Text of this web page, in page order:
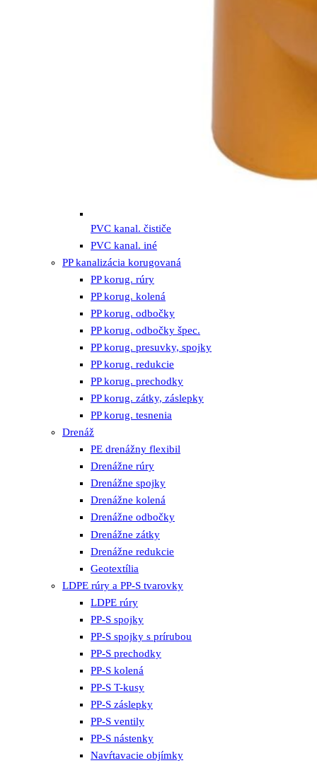
PVC kanal. čističe
PVC kanal. iné
PP kanalizácia korugovaná
PP korug. rúry
PP korug. kolená
PP korug. odbočky
PP korug. odbočky špec.
PP korug. presuvky, spojky
PP korug. redukcie
PP korug. prechodky
PP korug. zátky, záslepky
PP korug. tesnenia
Drenáž
PE drenážny flexibil
Drenážne rúry
Drenážne spojky
Drenážne kolená
Drenážne odbočky
Drenážne zátky
Drenážne redukcie
Geotextília
LDPE rúry a PP-S tvarovky
LDPE rúry
PP-S spojky
PP-S spojky s prírubou
PP-S prechodky
PP-S kolená
PP-S T-kusy
PP-S záslepky
PP-S ventily
PP-S nástenky
Navŕtavacie objímky